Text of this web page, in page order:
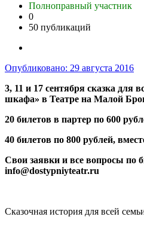
Полноправный участник
0
50 публикаций
Опубликовано: 29 августа 2016
3, 11 и 17 сентября сказка для
шкафа» в Театре на Малой
20 билетов в партер по 600
40 билетов по 800 рублей,
Свои заявки и все вопросы по
info@dostypniyteatr.ru
Сказочная история для всей